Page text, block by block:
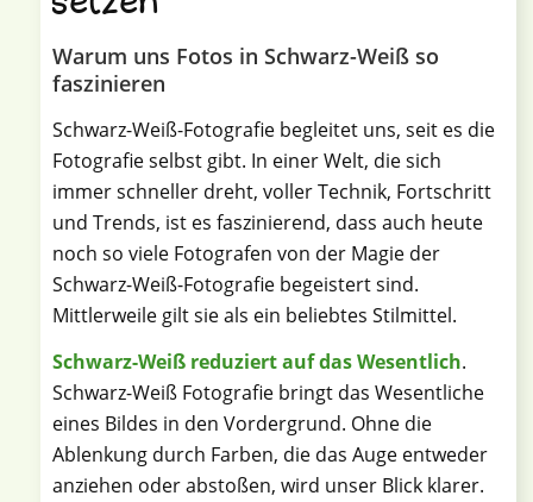
Warum uns Fotos in Schwarz-Weiß so
faszinieren
Schwarz-Weiß-Fotografie begleitet uns, seit es die
Fotografie selbst gibt. In einer Welt, die sich
immer schneller dreht, voller Technik, Fortschritt
und Trends, ist es faszinierend, dass auch heute
noch so viele Fotografen von der Magie der
Schwarz-Weiß-Fotografie begeistert sind.
Mittlerweile gilt sie als ein beliebtes Stilmittel.
Schwarz-Weiß reduziert auf das Wesentlich.
Schwarz-Weiß Fotografie bringt das Wesentliche
eines Bildes in den Vordergrund. Ohne die
Ablenkung durch Farben, die das Auge entweder
anziehen oder abstoßen, wird unser Blick klarer.